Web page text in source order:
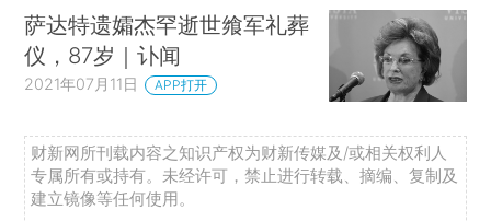
萨达特遗孀杰罕逝世飨军礼葬
仪，87岁｜讣闻
2021年07月11日 APP打开
财新网所刊载内容之知识产权为财新传媒及/或相关权利人
专属所有或持有。未经许可，禁止进行转载、摘编、复制及
建立镜像等任何使用。